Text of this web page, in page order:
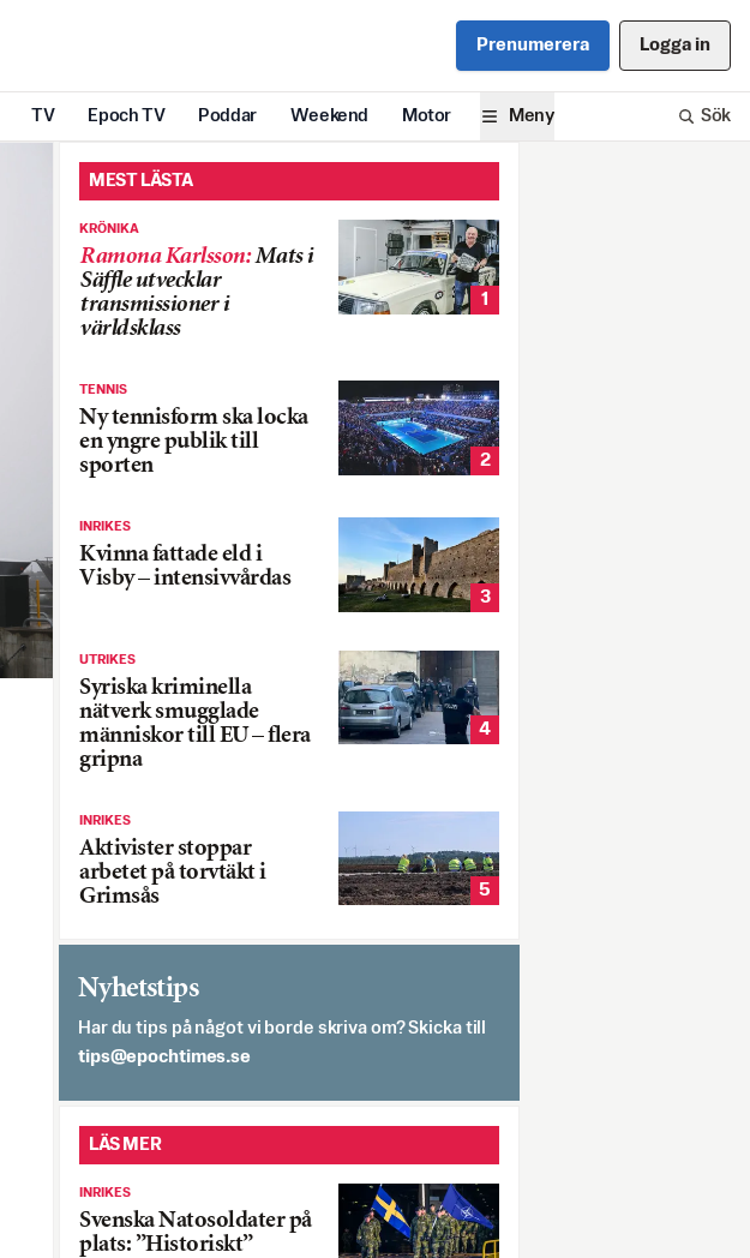
Prenumerera Logga in
TV Epoch TV Poddar Weekend Motor Meny Sök
MEST LÄSTA
KRÖNIKA
Ramona Karlsson:Mats i
Säffle utvecklar
transmissioner i
världsklass
1
TENNIS
Ny tennisform ska locka
en yngre publik till
sporten
2
INRIKES
Kvinna fattade eld i
Visby – intensivvårdas
3
UTRIKES
Syriska kriminella
nätverk smugglade
människor till EU – flera
gripna
4
INRIKES
Aktivister stoppar
arbetet på torvtäkt i
Grimsås
5
Nyhetstips
Har du tips på något vi borde skriva om? Skicka till
es.semithcope@spit
LÄS MER
INRIKES
Svenska Natosoldater på
plats: ”Historiskt”